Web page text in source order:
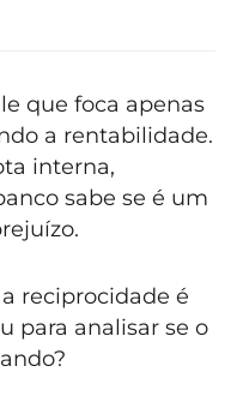
que foca apenas
a rentabilidade.
interna,
sabe se é um
reciprocidade é
para analisar se o